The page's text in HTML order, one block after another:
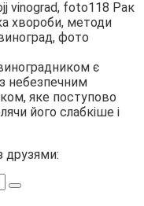
є
небезпечним
яке поступово
його слабкіше і
друзями: